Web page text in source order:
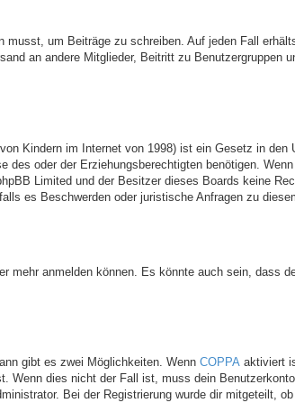
um Beiträge zu schreiben. Auf jeden Fall
an andere Mitglieder, Beitritt zu Benutzergruppen
Kindern im Internet von 1998) ist ein Gesetz in
oder der Erziehungsberechtigten benötigen.
Limited und der Besitzer dieses Boards keine
es Beschwerden oder juristische Anfragen zu
anmelden können. Es könnte auch sein, dass
gibt es zwei Möglichkeiten. Wenn COPPA aktiviert
Wenn dies nicht der Fall ist, muss dein
Bei der Registrierung wurde dir mitgeteilt,